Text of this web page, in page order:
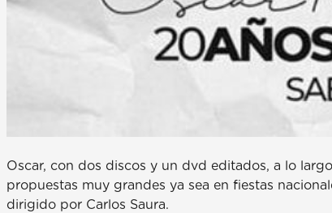
Oscar, con dos discos y un dvd editados, a lo
propuestas muy grandes ya sea en fiestas
dirigido por Carlos Saura.